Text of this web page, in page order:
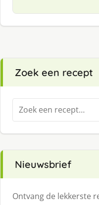
Zoek een recept
Zoeken
naar:
Nieuwsbrief
Ontvang de lekkerste